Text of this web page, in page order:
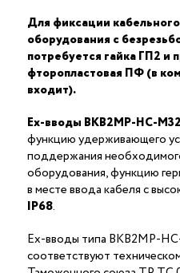
Для фиксации
оборудования с
потребуется гайка ГП2 и
фторопластовая ПФ (в
входит).
Ex-вводы ВКВ2МР-НС-
функцию удерживающего
поддержания
оборудования, функцию
в месте ввода кабеля с
IP68.
Ex-вводы типа ВКВ2МР-
соответствуют